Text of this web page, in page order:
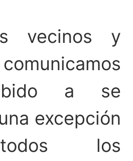
vecinos y
a se
excepción
los